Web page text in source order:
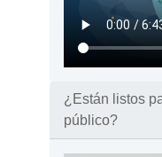
¿Están listos
público?